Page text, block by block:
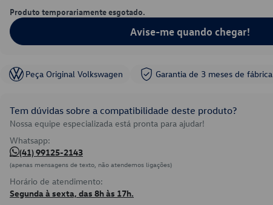
Produto temporariamente esgotado.
Avise-me quando chegar!
Peça Original Volkswagen Garantia de 3 meses de fábrica
Tem dúvidas sobre a compatibilidade deste produto?
Nossa equipe especializada está pronta para ajudar!
Whatsapp:
(41) 99125-2143
(apenas mensagens de texto, não atendemos ligações)
Horário de atendimento:
Segunda à sexta, das 8h às 17h.